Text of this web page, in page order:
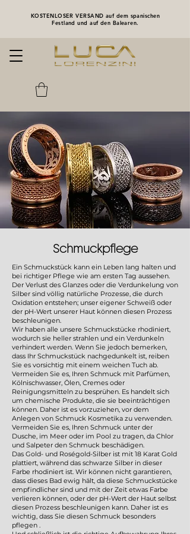
KOSTENLOSER VERSAND auf dem spanischen
Festland und auf den Balearen.
Schmuckpflege
Ein Schmuckstück kann ein Leben lang halten und
bei richtiger Pflege wie am ersten Tag aussehen.
Der Verlust des Glanzes oder die Verdunkelung von
Silber sind völlig natürliche Prozesse, die durch
Oxidation entstehen; unser eigener Schweiß oder
der pH-Wert unserer Haut können diesen Prozess
beschleunigen.
Wir haben alle unsere Schmuckstücke rhodiniert,
wodurch sie heller strahlen und ein Verdunkeln
verhindert werden. Wenn Sie jedoch bemerken,
dass Ihr Schmuckstück nachgedunkelt ist, reiben
Sie es vorsichtig mit einem weichen Tuch ab.
Vermeiden Sie es, Ihren Schmuck mit Parfümen,
Kölnischwasser, Ölen, Cremes oder
Reinigungsmitteln zu besprühen. Es handelt sich
um chemische Produkte, die sie beeinträchtigen
können. Daher ist es vorzuziehen, vor dem
Anlegen von Schmuck Kosmetika zu verwenden.
Vermeiden Sie es, Ihren Schmuck unter der
Dusche, im Meer oder im Pool zu tragen, da Chlor
und Salpeter den Schmuck beschädigen.
Das Gold- und Roségold-Silber ist mit 18 Karat Gold
plattiert, während das schwarze Silber in dieser
Farbe rhodiniert ist. Wir können nicht garantieren,
dass dieses Bad ewig hält, da diese Schmuckstücke
empfindlicher sind und mit der Zeit etwas Farbe
verlieren können, oder der pH-Wert der Haut selbst
diesen Prozess beschleunigen kann. Daher ist es
wichtig, dass Sie diesen Schmuck besonders
pflegen .